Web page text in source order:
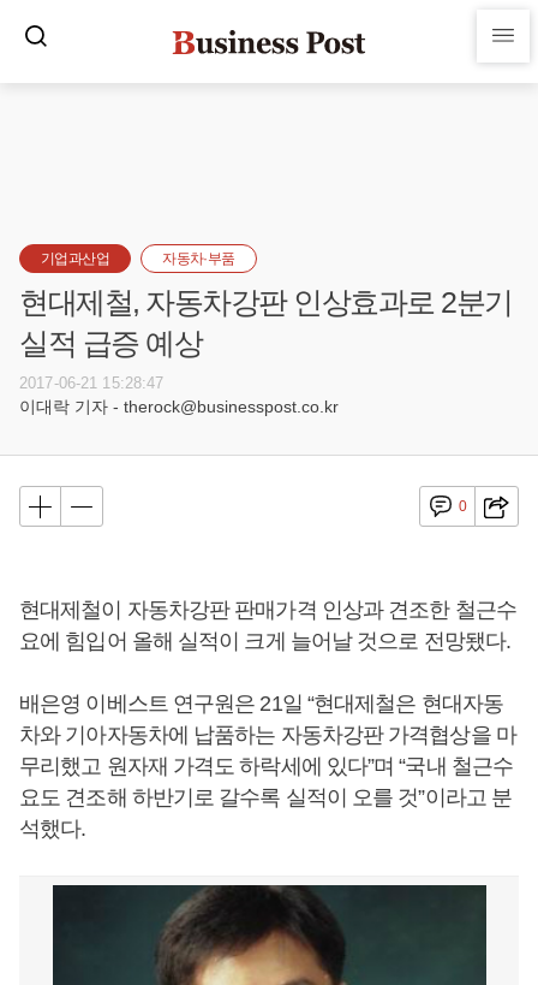
기업과산업 자동차·부품
현대제철, 자동차강판 인상효과로 2분기
실적 급증 예상
2017-06-21 15:28:47
이대락 기자 - therock@businesspost.co.kr
0
현대제철이 자동차강판 판매가격 인상과 견조한 철근수
요에 힘입어 올해 실적이 크게 늘어날 것으로 전망됐다.
배은영 이베스트 연구원은 21일 “현대제철은 현대자동
차와 기아자동차에 납품하는 자동차강판 가격협상을 마
무리했고 원자재 가격도 하락세에 있다”며 “국내 철근수
요도 견조해 하반기로 갈수록 실적이 오를 것”이라고 분
석했다.